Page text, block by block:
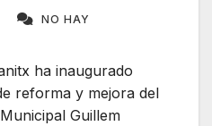
NO HAY
ha inaugurado
reforma y mejora del
Guillem